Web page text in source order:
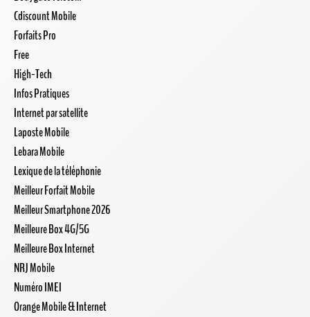
Cdiscount Mobile
Forfaits Pro
Free
High-Tech
Infos Pratiques
Internet par satellite
Laposte Mobile
Lebara Mobile
Lexique de la téléphonie
Meilleur Forfait Mobile
Meilleur Smartphone 2026
Meilleure Box 4G/5G
Meilleure Box Internet
NRJ Mobile
Numéro IMEI
Orange Mobile & Internet